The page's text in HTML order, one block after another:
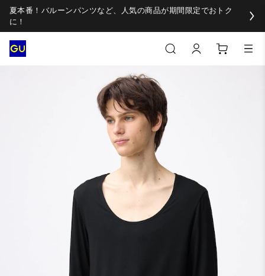
夏本番！バルーンパンツなど、人気の商品が期間限定でおトク
に！